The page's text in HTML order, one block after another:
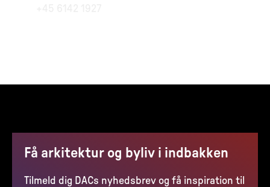
Få arkitektur og byliv i indbakken
Tilmeld dig DACs nyhedsbrev og få inspiration til